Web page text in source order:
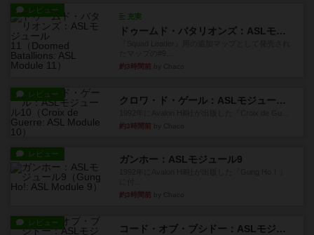
レビュー
充実
ドゥームド・バタリオンズ：ASLモジュール11
約3時間前
レビュー
クロワ・ド・ゲール：ASLモジュール10
約3時間前
レビュー ガンホー：ASLモジュール9
約3時間前
レビュー
コード・オブ・ブシドー：ASLモジュール8